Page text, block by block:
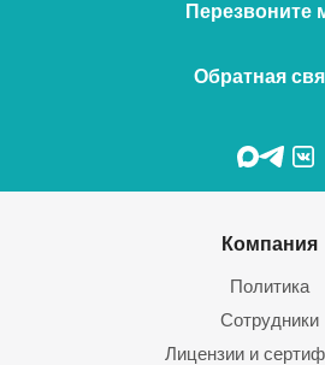
Перезвоните
Обратная
Компания
Политика
Сотрудники
Лицензии и